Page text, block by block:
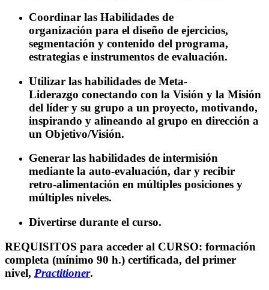
Coordinar las Habilidades de
organización para el diseño de ejercicios,
segmentación y contenido del programa,
estrategias e instrumentos de evaluación.
Utilizar las habilidades de Meta-
Liderazgo conectando con la Visión y la Misión
del líder y su grupo a un proyecto, motivando,
inspirando y alineando al grupo en dirección a
un Objetivo/Visión.
Generar las habilidades de intermisión
mediante la auto-evaluación, dar y recibir
retro-alimentación en múltiples posiciones y
múltiples niveles.
Divertirse durante el curso.
REQUISITOS para acceder al CURSO: formación
completa (mínimo 90 h.) certificada, del primer
nivel, Practitioner.